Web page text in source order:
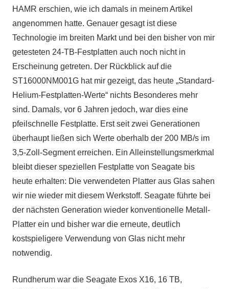
HAMR erschien, wie ich damals in meinem Artikel
angenommen hatte. Genauer gesagt ist diese
Technologie im breiten Markt und bei den bisher von mir
getesteten 24-TB-Festplatten auch noch nicht in
Erscheinung getreten. Der Rückblick auf die
ST16000NM001G hat mir gezeigt, das heute „Standard-
Helium-Festplatten-Werte“ nichts Besonderes mehr
sind. Damals, vor 6 Jahren jedoch, war dies eine
pfeilschnelle Festplatte. Erst seit zwei Generationen
überhaupt ließen sich Werte oberhalb der 200 MB/s im
3,5-Zoll-Segment erreichen. Ein Alleinstellungsmerkmal
bleibt dieser speziellen Festplatte von Seagate bis
heute erhalten: Die verwendeten Platter aus Glas sahen
wir nie wieder mit diesem Werkstoff. Seagate führte bei
der nächsten Generation wieder konventionelle Metall-
Platter ein und bisher war die erneute, deutlich
kostspieligere Verwendung von Glas nicht mehr
notwendig.
Rundherum war die Seagate Exos X16, 16 TB,